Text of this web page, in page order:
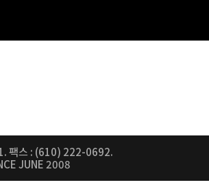
팩스 : (610) 222-0692.
JUNE 2008